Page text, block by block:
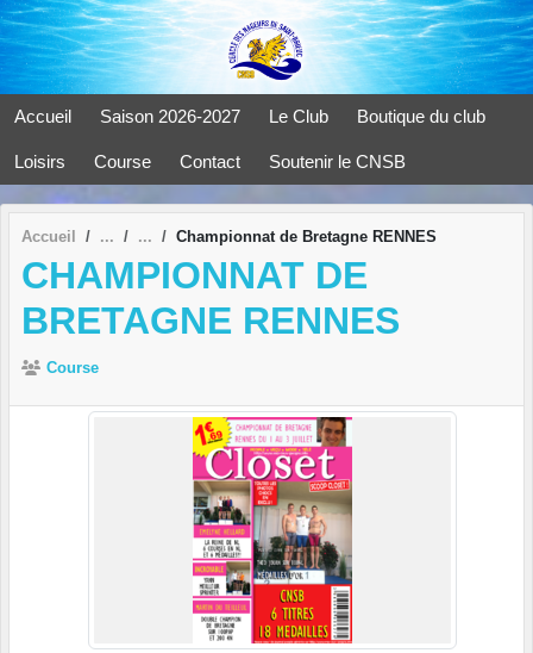
Accueil Saison 2026-2027 Le Club Boutique du club
Loisirs Course Contact Soutenir le CNSB
Accueil Championnat de Bretagne RENNES
CHAMPIONNAT DE
BRETAGNE RENNES
Course
Panneau de gestion des cookies